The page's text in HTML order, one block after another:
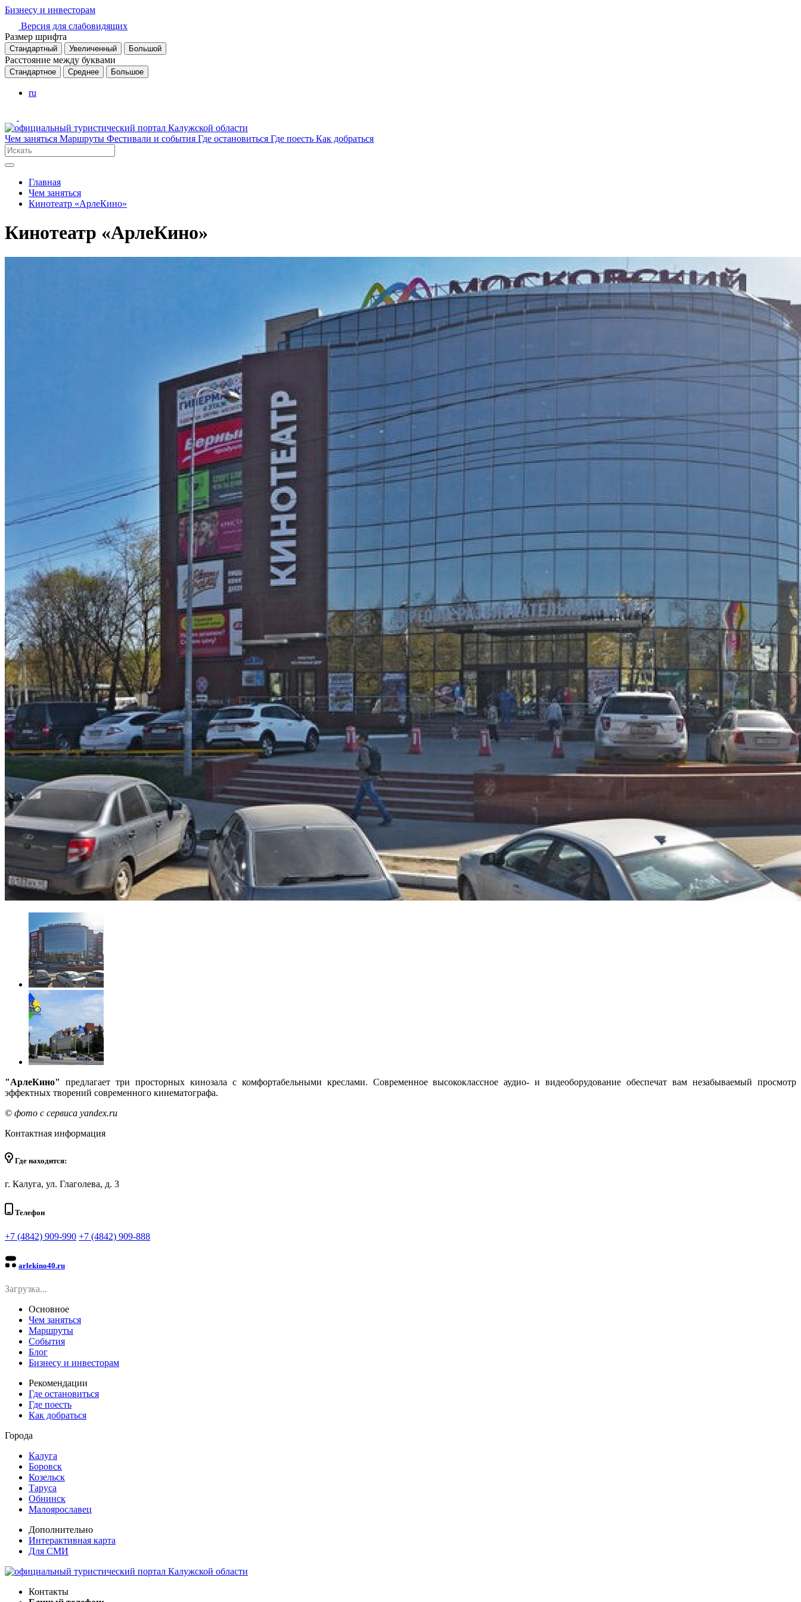
Бизнесу и инвесторам
Версия для слабовидящих
Размер шрифта
Стандартный Увеличенный Большой
Расстояние между буквами
Стандартное Среднее Большое
ru
Чем заняться Маршруты Фестивали и события Где остановиться Где поесть Как добраться
Главная
Чем заняться
Кинотеатр «АрлеКино»
Кинотеатр «АрлеКино»
"АрлеКино"
предлагает три просторных кинозала с комфортабельными креслами. Современное высококлассное аудио- и видеоборудование обеспечат вам незабываемый просмотр
эффектных творений современного кинематографа.
© фото c cервиса yandex.ru
Контактная информация
Где находится:
г. Калуга, ул. Глаголева, д. 3
Телефон
+7 (4842) 909-990 +7 (4842) 909-888
arlekino40.ru
Загрузка...
Основное
Чем заняться
Маршруты
События
Блог
Бизнесу и инвесторам
Рекомендации
Где остановиться
Где поесть
Как добраться
Города
Калуга
Боровск
Козельск
Таруса
Обнинск
Малоярославец
Дополнительно
Интерактивная карта
Для СМИ
Контакты